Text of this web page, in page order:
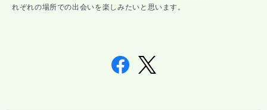
れぞれの場所での出会いを楽しみたいと思います。